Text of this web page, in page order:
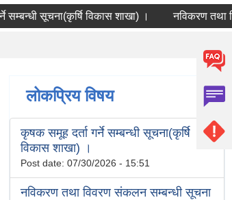
सूचना(कृर्षि विकास शाखा) । नविकरण तथा
लोकप्रिय विषय
कृषक समूह दर्ता गर्ने सम्बन्धी सूचना(कृर्षि
विकास शाखा) ।
Post date: 07/30/2026 - 15:51
नविकरण तथा विवरण संकलन सम्बन्धी सूचना